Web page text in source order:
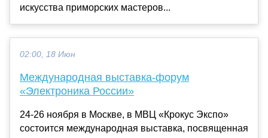
искусства приморских мастеров...
02:00, 18 Июн
Международная выставка-форум
«Электроника России»
24-26 ноября в Москве, в МВЦ «Крокус Экспо»
состоится международная выставка, посвященная